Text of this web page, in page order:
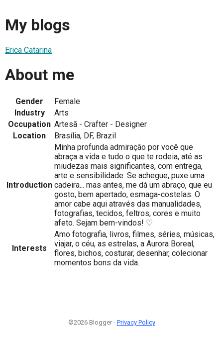
My blogs
Erica Catarina
About me
Gender
Female
Industry
Arts
Occupation Artesã - Crafter - Designer
Location
Brasília, DF, Brazil
Introduction
Minha profunda admiração por você que
abraça a vida e tudo o que te rodeia, até as
miudezas mais significantes, com entrega,
arte e sensibilidade. Se achegue, puxe uma
cadeira... mas antes, me dá um abraço, que eu
gosto, bem apertado, esmaga-costelas. O
amor cabe aqui através das manualidades,
fotografias, tecidos, feltros, cores e muito
afeto. Sejam bem-vindos! ♡
Interests
Amo fotografia, livros, filmes, séries, músicas,
viajar, o céu, as estrelas, a Aurora Boreal,
flores, bichos, costurar, desenhar, colecionar
momentos bons da vida.
©2026 Blogger - Privacy Policy